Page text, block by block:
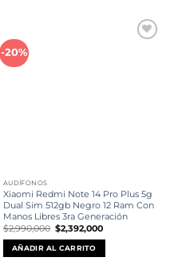
-20%
AUDÍFONOS
Xiaomi Redmi Note 14 Pro Plus 5g
Dual Sim 512gb Negro 12 Ram Con
Manos Libres 3ra Generación
$2,990,000 El
precio
original
era:
$2,990,000.
$2,392,000El
$2,392,000.
AÑADIR AL CARRITO